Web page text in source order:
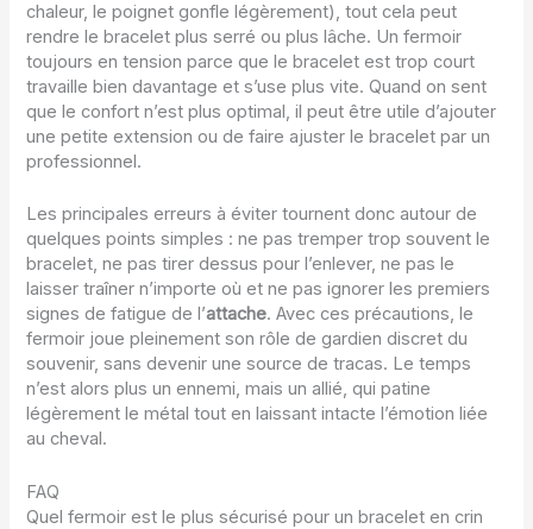
chaleur, le poignet gonfle légèrement), tout cela peut
rendre le bracelet plus serré ou plus lâche. Un fermoir
toujours en tension parce que le bracelet est trop court
travaille bien davantage et s’use plus vite. Quand on sent
que le confort n’est plus optimal, il peut être utile d’ajouter
une petite extension ou de faire ajuster le bracelet par un
professionnel.
Les principales erreurs à éviter tournent donc autour de
quelques points simples : ne pas tremper trop souvent le
bracelet, ne pas tirer dessus pour l’enlever, ne pas le
laisser traîner n’importe où et ne pas ignorer les premiers
signes de fatigue de l’attache. Avec ces précautions, le
fermoir joue pleinement son rôle de gardien discret du
souvenir, sans devenir une source de tracas. Le temps
n’est alors plus un ennemi, mais un allié, qui patine
légèrement le métal tout en laissant intacte l’émotion liée
au cheval.
FAQ
Quel fermoir est le plus sécurisé pour un bracelet en crin